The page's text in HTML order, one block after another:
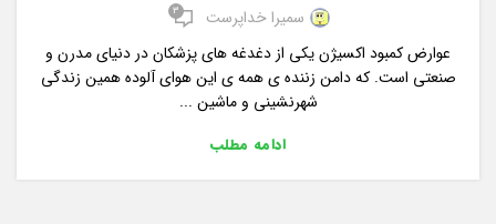
سمیرا خداپرست 3
عوارض کمبود اکسیژن یکی از دغدغه های پزشکان در دنیای مدرن و
صنعتی است. که دامن زننده ی همه ی این هوای آلوده همین زندگی
شهرنشینی و ماشین ...
ادامه مطلب